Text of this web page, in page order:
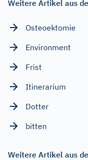
Weitere Artikel aus
Osteoektomie
Environment
Frist
Itinerarium
Dotter
bitten
Weitere Artikel aus